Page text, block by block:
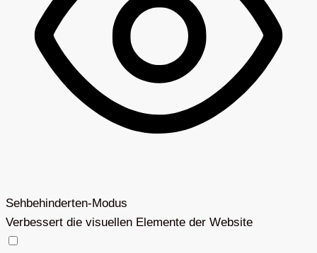
Sehbehinderten-Modus
Verbessert die visuellen Elemente der Website